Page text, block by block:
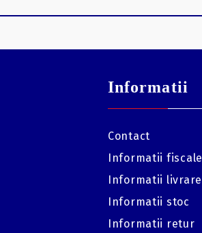
Informatii
Contact
Informatii fiscale
Informatii livrare
Informatii stoc
Informatii retur